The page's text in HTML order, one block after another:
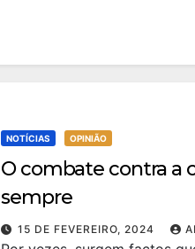
NOTÍCIAS OPINIÃO
O combate contra a
sempre
15 DE FEVEREIRO, 2024